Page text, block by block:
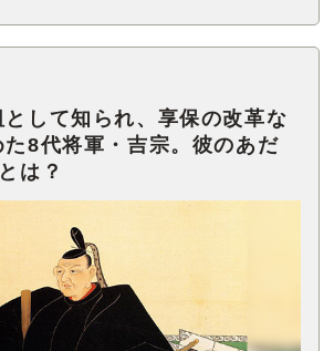
して知られ、享保の改革な
た8代将軍・吉宗。彼のあだ
は？